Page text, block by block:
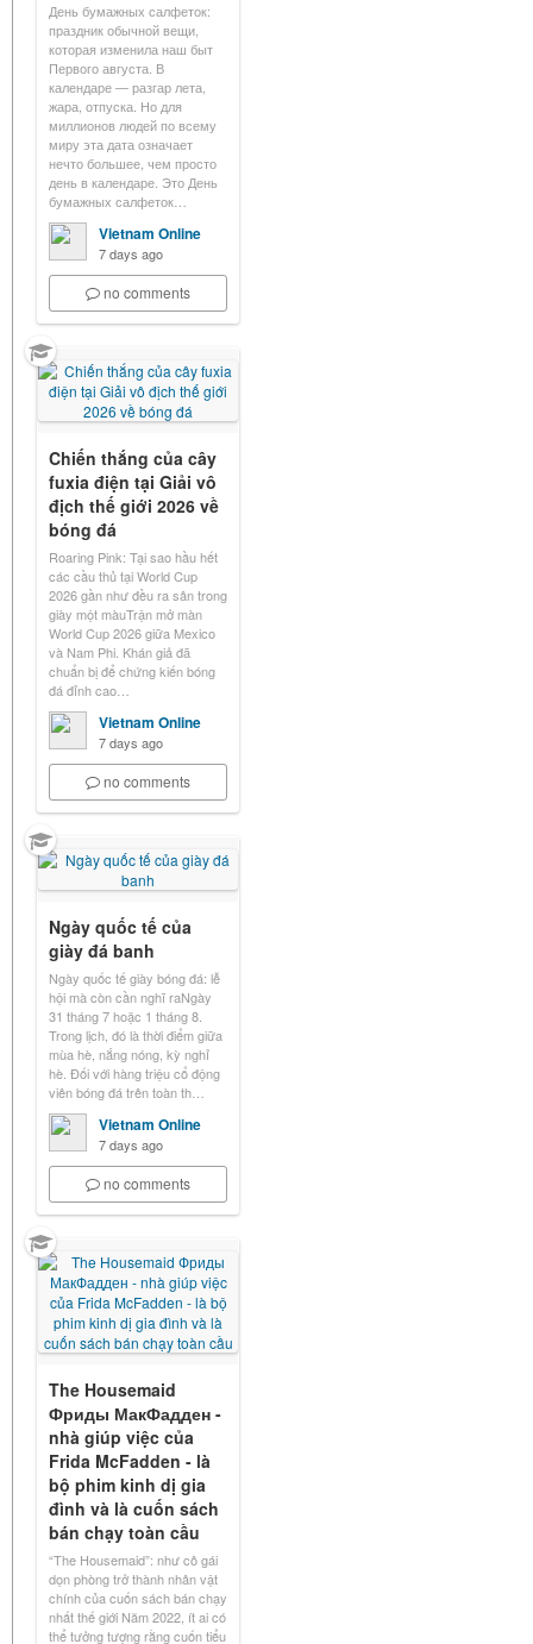
День бумажных салфеток:
праздник обычной вещи,
которая изменила наш быт
Первого августа. В
календаре — разгар лета,
жара, отпуска. Но для
миллионов людей по всему
миру эта дата означает
нечто большее, чем просто
день в календаре. Это День
бумажных салфеток…
Vietnam Online
7 days ago
no comments
Chiến thắng của cây
fuxia điện tại Giải vô
địch thế giới 2026 về
bóng đá
Roaring Pink: Tại sao hầu hết
các cầu thủ tại World Cup
2026 gần như đều ra sân trong
giày một màuTrận mở màn
World Cup 2026 giữa Mexico
và Nam Phi. Khán giả đã
chuẩn bị để chứng kiến bóng
đá đỉnh cao…
Vietnam Online
7 days ago
no comments
Ngày quốc tế của
giày đá banh
Ngày quốc tế giày bóng đá: lễ
hội mà còn cần nghĩ raNgày
31 tháng 7 hoặc 1 tháng 8.
Trong lịch, đó là thời điểm giữa
mùa hè, nắng nóng, kỳ nghỉ
hè. Đối với hàng triệu cổ động
viên bóng đá trên toàn th…
Vietnam Online
7 days ago
no comments
The Housemaid
Фриды МакФадден -
nhà giúp việc của
Frida McFadden - là
bộ phim kinh dị gia
đình và là cuốn sách
bán chạy toàn cầu
“The Housemaid”: như cô gái
dọn phòng trở thành nhân vật
chính của cuốn sách bán chạy
nhất thế giới Năm 2022, ít ai có
thể tưởng tượng rằng cuốn tiểu